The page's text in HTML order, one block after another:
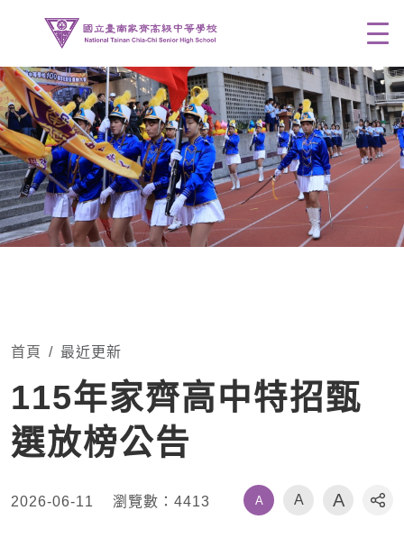
首頁 最近更新
115年家齊高中特招甄
選放榜公告
2026-06-11 瀏覽數： 4413 A A A
社